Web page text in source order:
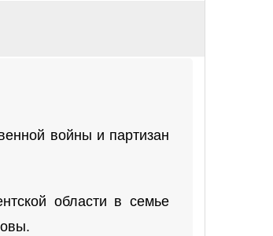
войны и партизан
области в семье